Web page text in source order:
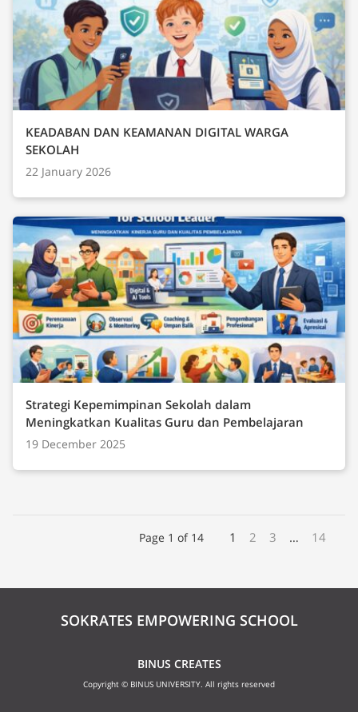
KEADABAN DAN KEAMANAN DIGITAL WARGA
SEKOLAH
22 January 2026
Strategi Kepemimpinan Sekolah dalam
Meningkatkan Kualitas Guru dan Pembelajaran
19 December 2025
Page 1 of 14 1 2 3 … 14
SOKRATES EMPOWERING SCHOOL
BINUS CREATES
Copyright © BINUS UNIVERSITY. All rights reserved